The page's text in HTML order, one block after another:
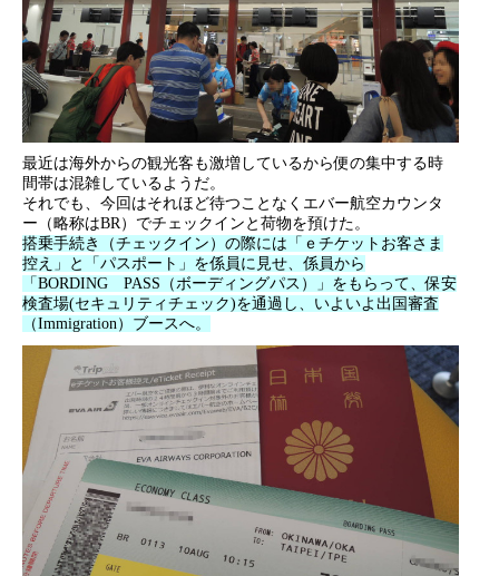
最近は海外からの観光客も激増しているから便の集中する時
間帯は混雑しているようだ。
それでも、今回はそれほど待つことなくエバー航空カウンタ
ー（略称はBR）でチェックインと荷物を預けた。
搭乗手続き（チェックイン）の際には「ｅチケットお客さま
控え」と「パスポート」を係員に見せ、係員から
「BORDING PASS（ボーディングパス）」をもらって、保安
検査場(セキュリティチェック)を通過し、いよいよ出国審査
（Immigration）ブースへ。